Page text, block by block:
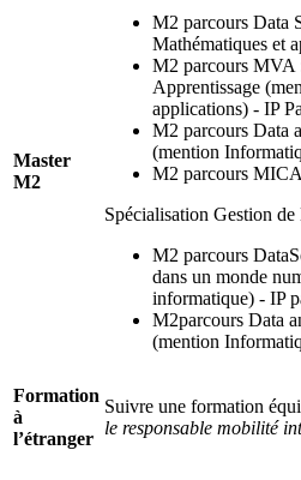
Master
M2
M2 parcours Data
Mathématiques et
M2 parcours MVA
Apprentissage
applications) - IP
M2 parcours Data
(mention
M2 parcours
Spécialisation Gestion
M2 parcours
dans un monde
informatique) - IP
M2parcours Data
(mention
Formation
à
l’étranger
Suivre une formation
le responsable mobilité